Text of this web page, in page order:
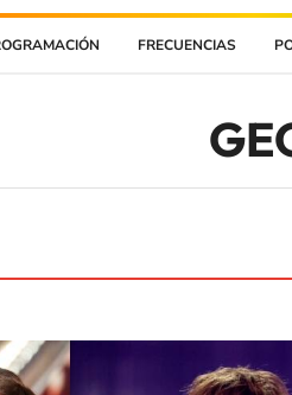
FRECUENCIAS